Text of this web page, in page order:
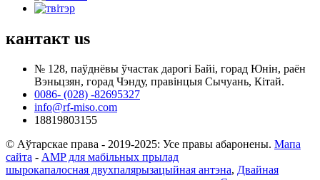
кантакт us
№ 128, паўднёвы ўчастак дарогі Байі, горад Юнін, раён
Вэньцзян, горад Чэнду, правінцыя Сычуань, Кітай.
0086- (028) -82695327
info@rf-miso.com
18819803155
© Аўтарскае права - 2019-2025: Усе правы абаронены. Мапа
сайта - AMP для мабільных прылад
шырокапалосная двухпалярызацыйная антэна, Двайная